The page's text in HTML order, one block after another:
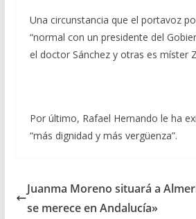
Una circunstancia que el portavoz
“normal con un presidente del
el doctor Sánchez y otras es míster
Por último, Rafael Hernando le ha
“más dignidad y más vergüenza”.
Juanma Moreno situará a
se merece en Andalucía»